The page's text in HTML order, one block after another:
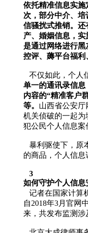
依托精准信息实
次，部分中介、
信骚扰式推销。
产、婚姻信息，
是通过网络进行黑
控评、薅平台福利
不仅如此，个人
单一的通讯录信
内容的“精准客户
等。 山西省公安
机关侦破的一起
犯公民个人信息案
暴利驱使下，原
的商品，个人信息
3
如何守护个人信息
记者在国家计算
自2018年3月官网
来，共发布监测涉